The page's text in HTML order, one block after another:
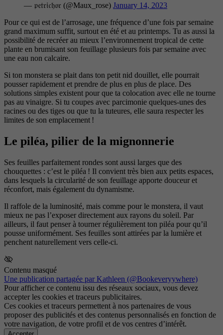
— 𝔭𝔢𝔱𝔯𝔦𝔠𝔥𝔬𝔯 (@Maux_rose) January 14, 2023
Pour ce qui est de l’arrosage, une fréquence d’une fois par semaine
grand maximum suffit, surtout en été et au printemps. Tu as aussi la
possibilité de recréer au mieux l’environnement tropical de cette
plante en brumisant son feuillage plusieurs fois par semaine avec
une eau non calcaire.
Si ton monstera se plait dans ton petit nid douillet, elle pourrait
pousser rapidement et prendre de plus en plus de place. Des
solutions simples existent pour que ta colocation avec elle ne tourne
pas au vinaigre. Si tu coupes avec parcimonie quelques-unes des
racines ou des tiges ou que tu la tuteures, elle saura respecter les
limites de son emplacement !
Le piléa, pilier de la mignonnerie
Ses feuilles parfaitement rondes sont aussi larges que des
chouquettes : c’est le piléa ! Il convient très bien aux petits espaces,
dans lesquels la circularité de son feuillage apporte douceur et
réconfort, mais également du dynamisme.
Il raffole de la luminosité, mais comme pour le monstera, il vaut
mieux ne pas l’exposer directement aux rayons du soleil. Par
ailleurs, il faut penser à tourner régulièrement ton piléa pour qu’il
pousse uniformément. Ses feuilles sont attirées par la lumière et
penchent naturellement vers celle-ci.
Contenu masqué
Une publication partagée par Kathleen (@Bookeveryywhere)
Pour afficher ce contenu issu des réseaux sociaux, vous devez
accepter les cookies et traceurs publicitaires.
Ces cookies et traceurs permettent à nos partenaires de vous
proposer des publicités et des contenus personnalisés en fonction de
votre navigation, de votre profil et de vos centres d’intérêt.
Accepter